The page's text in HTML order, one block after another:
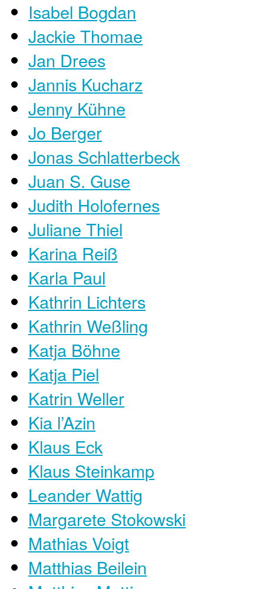
Isabel Bogdan
Jackie Thomae
Jan Drees
Jannis Kucharz
Jenny Kühne
Jo Berger
Jonas Schlatterbeck
Juan S. Guse
Judith Holofernes
Juliane Thiel
Karina Reiß
Karla Paul
Kathrin Lichters
Kathrin Weßling
Katja Böhne
Katja Piel
Katrin Weller
Kia l’Azin
Klaus Eck
Klaus Steinkamp
Leander Wattig
Margarete Stokowski
Mathias Voigt
Matthias Beilein